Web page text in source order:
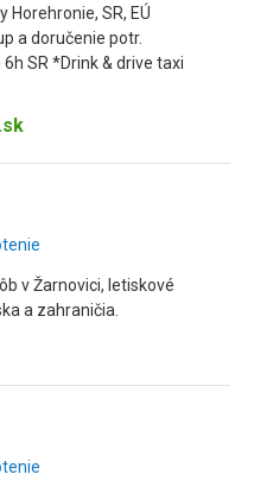
SR, EÚ
a doručenie potr.
SR *Drink & drive taxi
v Žarnovici, letiskové
a zahraničia.